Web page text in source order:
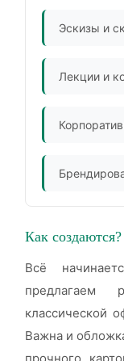
Эскизы и
Лекции и
Как создаются?
Всё
предлагаем
классической
Важна и